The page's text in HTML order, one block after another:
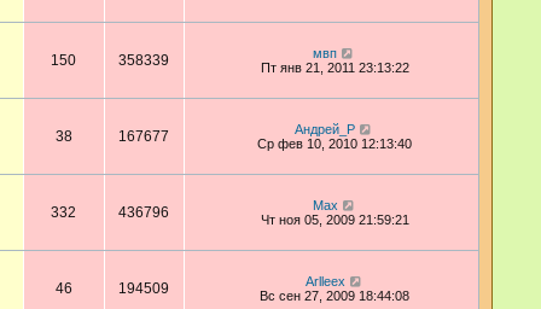
150 358339
мвп
Пт янв 21, 2011 23:13:22
38 167677
Андрей_Р
Ср фев 10, 2010 12:13:40
332 436796
Max
Чт ноя 05, 2009 21:59:21
46 194509
Arlleex
Вс сен 27, 2009 18:44:08